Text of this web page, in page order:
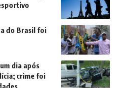
do Brasil foi
dia após
crime foi